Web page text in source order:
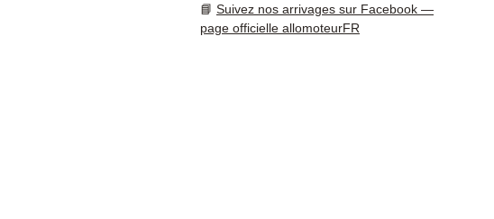
📘 Suivez nos arrivages sur Facebook —
page officielle allomoteurFR